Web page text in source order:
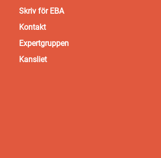
Skriv för EBA
Kontakt
Expertgruppen
Kansliet